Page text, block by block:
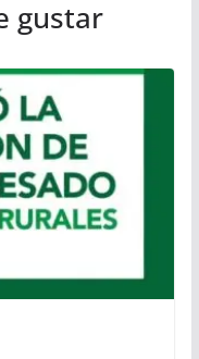
gustar